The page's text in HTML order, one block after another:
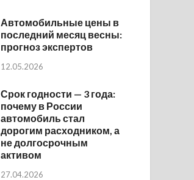
Автомобильные цены в
последний месяц весны:
прогноз экспертов
12.05.2026
Срок годности — 3 года:
почему в России
автомобиль стал
дорогим расходником, а
не долгосрочным
активом
27.04.2026